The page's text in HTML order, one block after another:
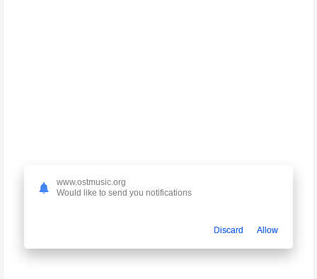
www.ostmusic.org
Would like to send you notifications
Discard Allow